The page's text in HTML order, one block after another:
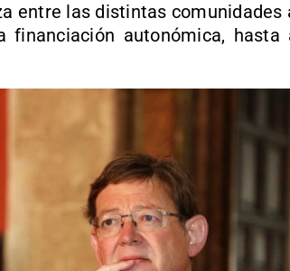
entre las distintas comunidades
financiación autonómica,